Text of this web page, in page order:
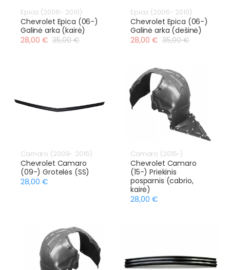
Epica (2006- 2010)
Chevrolet Epica (06-)
Galinė arka (kairė)
28,00 € 35,00 €
Epica (2006- 2010)
Chevrolet Epica (06-)
Galinė arka (dešinė)
28,00 € 35,00 €
Camaro (2009- 2016)
Chevrolet Camaro
(09-) Grotelės (SS)
28,00 €
Camaro (2015-)
Chevrolet Camaro
(15-) Priekinis
posparnis (cabrio,
kairė)
28,00 €